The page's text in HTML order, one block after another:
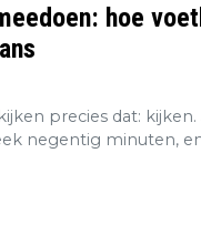
hoe
precies dat:
negentig minuten, en